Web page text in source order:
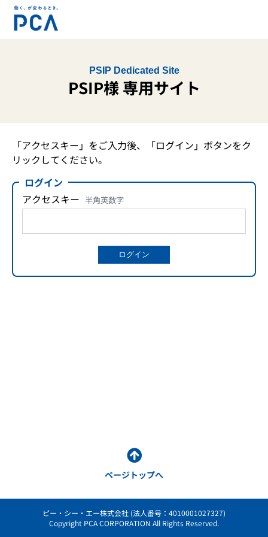
PSIP Dedicated Site
PSIP様 専用サイト
「アクセスキー」をご入力後、「ログイン」ボタンをク
リックしてください。
ログイン
アクセスキー 半角英数字
ログイン
ページトップへ
ピー・シー・エー株式会社 (法人番号：4010001027327)
Copyright PCA CORPORATION All Rights Reserved.